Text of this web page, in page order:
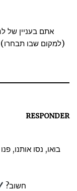
אתם בעניין של
(למקום שבו
RESPONDER
בואו, נסו אותנו,
חשוב?